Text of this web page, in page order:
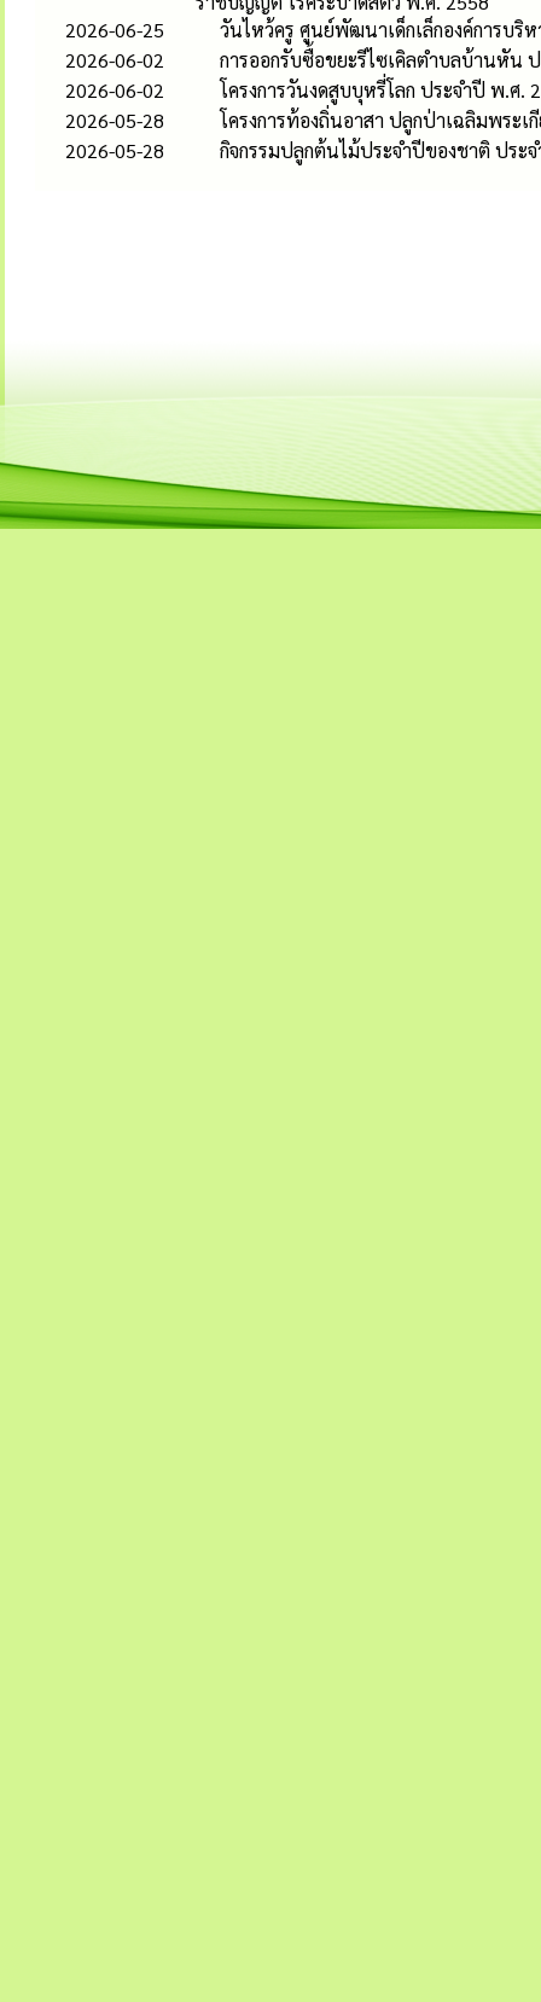
2026-06-25
วันไหว้ครู ศูนย์พัฒนาเด็กเล็กองค์การบริ
2026-06-02
การออกรับซื้อขยะรีไซเคิลตำบลบ้านหัน
2026-06-02
โครงการวันงดสูบบุหรี่โลก ประจำปี พ.ศ.
2026-05-28
โครงการท้องถิ่นอาสา ปลูกป่าเฉลิมพระ
2026-05-28
กิจกรรมปลูกต้นไม้ประจำปีของชาติ ประ